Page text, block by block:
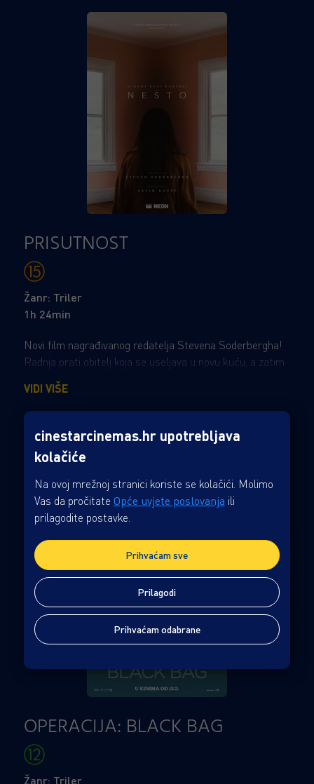
PRISUTNOST
Žanr: Triler
1h 24min
Novi film nagrađivanog redatelja Stevena Soderbergha!
Radnja prati obitelj koja se useljava u novu kuću, a zatim
primjećuje jezivu prisutnost u domu. Ovaj napeti horor
triler, obećava da će pružiti jedinstveni spin žanru ukletih
kuća, s prepoznatljivim Soderberghovim inovativnim
pripovijedanjem. Glumačka postava uključuje Lucy Liu,
Chrisa Sullivana, Eddyja Madaya, Callinu Liang i Juliu Fox.
VIDI VIŠE
OPERACIJA: BLACK BAG
Žanr: Triler
cinestarcinemas.hr upotrebljava
kolačiće
Na ovoj mrežnoj stranici koriste se kolačići. Molimo
Vas da pročitate Opće uvjete poslovanja ili
prilagodite postavke.
Prihvaćam odabrane
Prilagodi
Prihvaćam sve